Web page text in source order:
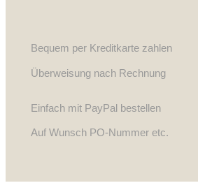
Bequem per Kreditkarte zahlen
Überweisung nach Rechnung
Einfach mit PayPal bestellen
Auf Wunsch PO-Nummer etc.